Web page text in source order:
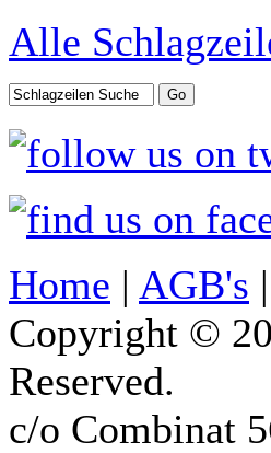
Alle
Home | AGB's |
Copyright ©
Reserved.
c/o Combinat